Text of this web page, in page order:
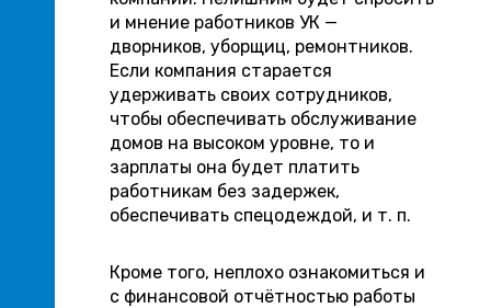
и мнение работников УК —
дворников, уборщиц, ремонтников.
Если компания старается
удерживать своих сотрудников,
чтобы обеспечивать обслуживание
домов на высоком уровне, то и
зарплаты она будет платить
работникам без задержек,
обеспечивать спецодеждой, и т. п.
Кроме того, неплохо ознакомиться и
с финансовой отчётностью работы